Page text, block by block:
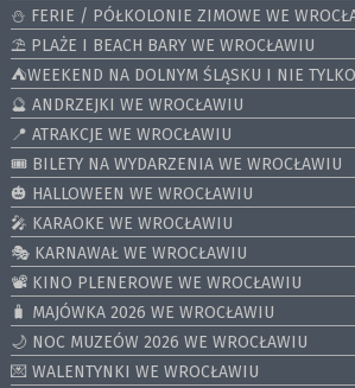
⛄️ FERIE / PÓŁKOLONIE ZIMOWE WE
⛱️ PLAŻE I BEACH BARY WE WROCŁAWIU
⛺️WEEKEND NA DOLNYM ŚLĄSKU I NIE TYLKO
🔮 ANDRZEJKI WE WROCŁAWIU
📍 ATRAKCJE WE WROCŁAWIU
🎟️ BILETY NA WYDARZENIA WE WROCŁAWIU
🎃 HALLOWEEN WE WROCŁAWIU
🎤 KARAOKE WE WROCŁAWIU
🎭 KARNAWAŁ WE WROCŁAWIU
📽️ KINO PLENEROWE WE WROCŁAWIU
🧳 MAJÓWKA 2026 WE WROCŁAWIU
🌙 NOC MUZEÓW 2026 WE WROCŁAWIU
💌 WALENTYNKI WE WROCŁAWIU